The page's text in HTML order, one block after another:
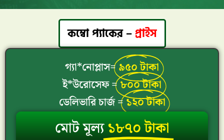
কম্বো প্যাকের –প্রাইস
গ্যা*নোপ্লাস=৯৫০ টাকা
ই*উরোসেফ =৮০০ টাকা
ডেলিভারি চার্জ =১২০ টাকা
মোট মূল্য১৮৭০ টাকা